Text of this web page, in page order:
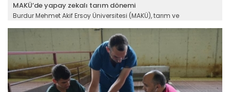
MAKÜ’de yapay zekalı tarım dönemi
Burdur Mehmet Akif Ersoy Üniversitesi (MAKÜ), tarım ve
üretecek nitelikli insan kaynağı yetiştirmek amacıyla bu yıl yapay
zeka, robotik ve dijital tarım odaklı yeni bölümlerine ilk
Devamını Oku ->